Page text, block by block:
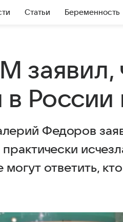
Статьи Беременность
заявил,
в России
Федоров
ответить,